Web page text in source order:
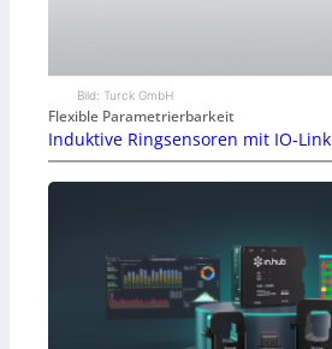
Bild: Turck GmbH
Flexible Parametrierbarkeit
Induktive Ringsensoren mit IO-Link